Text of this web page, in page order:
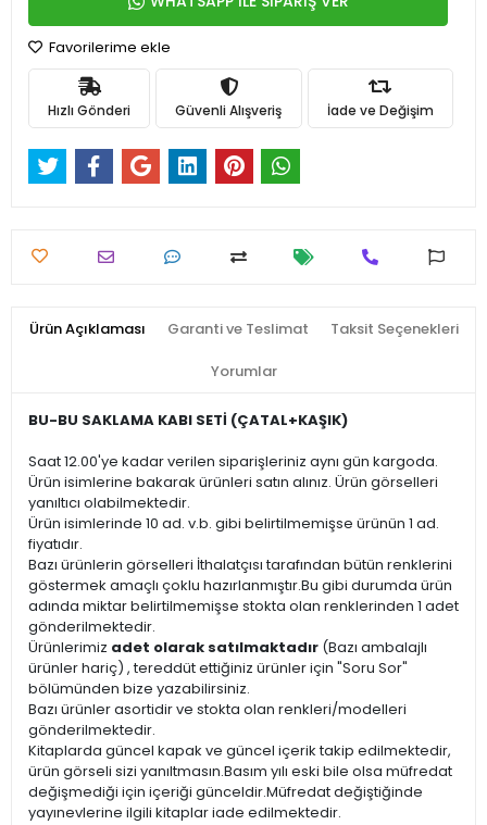
Favorilerime ekle
Hızlı Gönderi Güvenli Alışveriş İade ve Değişim
Ürün Açıklaması Garanti ve Teslimat Taksit Seçenekleri
Yorumlar
BU-BU SAKLAMA KABI SETİ (ÇATAL+KAŞIK)
Saat 12.00'ye kadar verilen siparişleriniz aynı gün kargoda.
Ürün isimlerine bakarak ürünleri satın alınız. Ürün görselleri
yanıltıcı olabilmektedir.
Ürün isimlerinde 10 ad. v.b. gibi belirtilmemişse ürünün 1 ad.
fiyatıdır.
Bazı ürünlerin görselleri İthalatçısı tarafından bütün renklerini
göstermek amaçlı çoklu hazırlanmıştır.Bu gibi durumda ürün
adında miktar belirtilmemişse stokta olan renklerinden 1 adet
gönderilmektedir.
Ürünlerimiz adet olarak satılmaktadır (Bazı ambalajlı
ürünler hariç) , tereddüt ettiğiniz ürünler için "Soru Sor"
bölümünden bize yazabilirsiniz.
Bazı ürünler asortidir ve stokta olan renkleri/modelleri
gönderilmektedir.
Kitaplarda güncel kapak ve güncel içerik takip edilmektedir,
ürün görseli sizi yanıltmasın.Basım yılı eski bile olsa müfredat
değişmediği için içeriği günceldir.Müfredat değiştiğinde
yayınevlerine ilgili kitaplar iade edilmektedir.